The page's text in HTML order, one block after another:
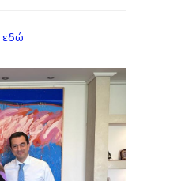
εδώ